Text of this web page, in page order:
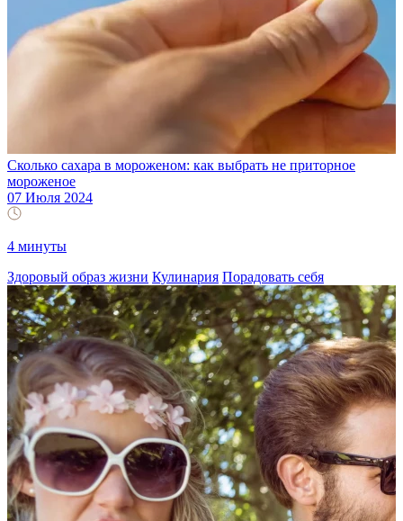
Сколько сахара в мороженом: как выбрать не приторное
мороженое
07 Июля 2024
4 минуты
Здоровый образ жизни Кулинария Порадовать себя